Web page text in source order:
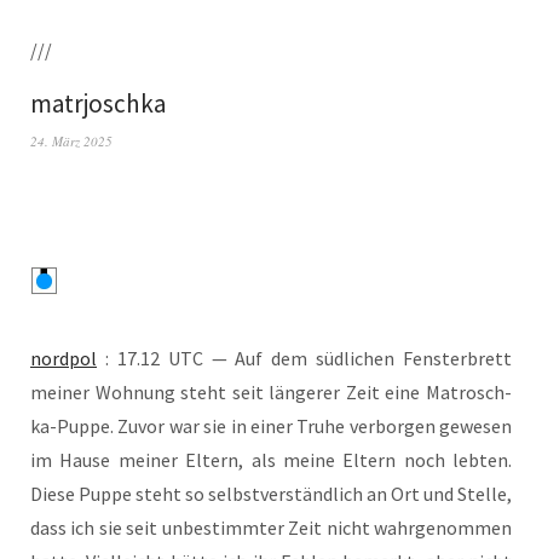
///
matrjoschka
24. März 2025
nord­pol : 17.12 UTC — Auf dem süd­li­chen Fens­ter­brett
mei­ner Woh­nung steht seit län­ge­rer Zeit eine Matrosch­
ka-Pup­pe. Zuvor war sie in einer Tru­he ver­bor­gen gewe­sen
im Hau­se mei­ner Eltern, als mei­ne Eltern noch leb­ten.
Die­se Pup­pe steht so selbst­ver­ständ­lich an Ort und Stel­le,
dass ich sie seit unbe­stimm­ter Zeit nicht wahr­ge­nom­men